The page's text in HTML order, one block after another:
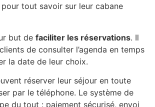
pour tout savoir sur leur cabane
but de faciliter les réservations. Il
de consulter l’agenda en temps
la date de leur choix.
réserver leur séjour en toute
par le téléphone. Le système de
du tout : paiement sécurisé, envoi